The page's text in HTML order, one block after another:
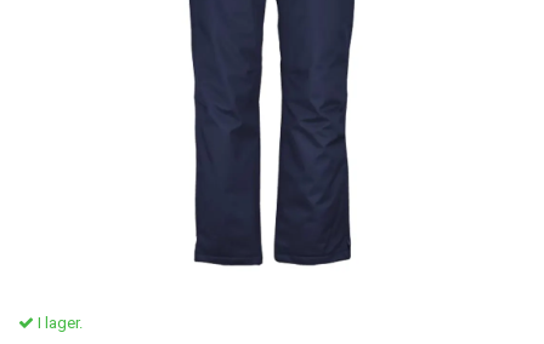
I lager.